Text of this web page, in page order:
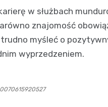
w służbach
znajomość
myśleć o
wyprzedzeniem.